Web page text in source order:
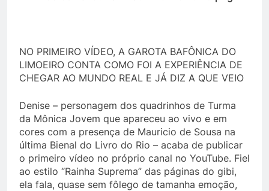
NO PRIMEIRO VÍDEO, A GAROTA BAFÔNICA DO
LIMOEIRO CONTA COMO FOI A EXPERIÊNCIA DE
CHEGAR AO MUNDO REAL E JÁ DIZ A QUE VEIO
Denise – personagem dos quadrinhos de Turma
da Mônica Jovem que apareceu ao vivo e em
cores com a presença de Mauricio de Sousa na
última Bienal do Livro do Rio – acaba de publicar
o primeiro vídeo no próprio canal no YouTube. Fiel
ao estilo “Rainha Suprema” das páginas do gibi,
ela fala, quase sem fôlego de tamanha emoção,